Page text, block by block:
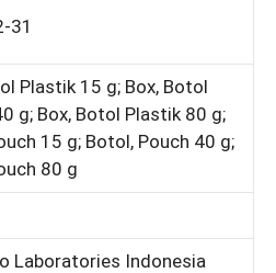
31
Plastik 15 g; Box, Botol
g; Box, Botol Plastik 80 g;
15 g; Botol, Pouch 40 g;
80 g
Laboratories Indonesia